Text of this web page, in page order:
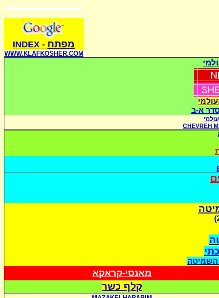
מפתח -
INDEX
WWW.KLAFKOSHER.COM
סדר א-ב
CHEVREH
השמיטה
מאנסי-קראקא
קלף כשר